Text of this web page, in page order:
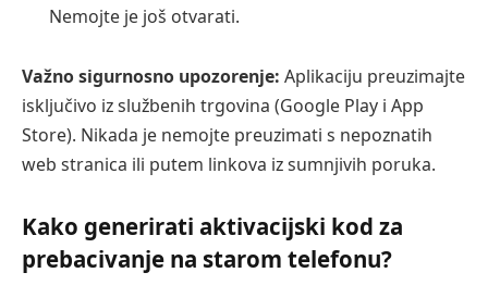
Nemojte je još otvarati.
Važno sigurnosno upozorenje: Aplikaciju preuzimajte
isključivo iz službenih trgovina (Google Play i App
Store). Nikada je nemojte preuzimati s nepoznatih
web stranica ili putem linkova iz sumnjivih poruka.
Kako generirati aktivacijski kod za
prebacivanje na starom telefonu?